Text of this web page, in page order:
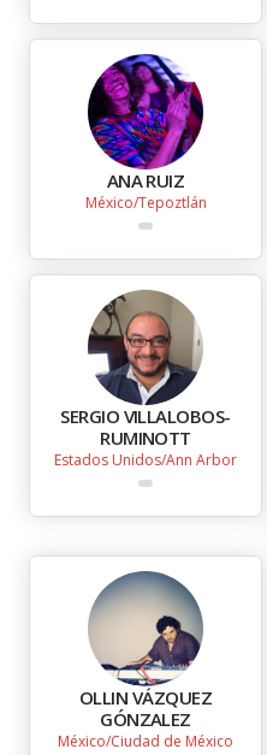
ANA RUIZ
México Tepoztlán
SERGIO VILLALOBOS-
RUMINOTT
Estados Unidos Ann Arbor
OLLIN VÁZQUEZ
GÓNZALEZ
México Ciudad de México